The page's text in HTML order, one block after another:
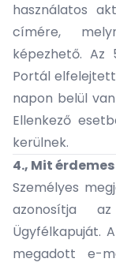
használatos
címére,
képezhető.
Portál
napon belül
Ellenkező
kerülnek.
4., Mit
Személyes
azonosítja
Ügyfélkapuját.
megadott e-